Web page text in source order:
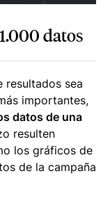
datos
resultados sea
importantes,
datos de una
resulten
los gráficos de
de la campaña